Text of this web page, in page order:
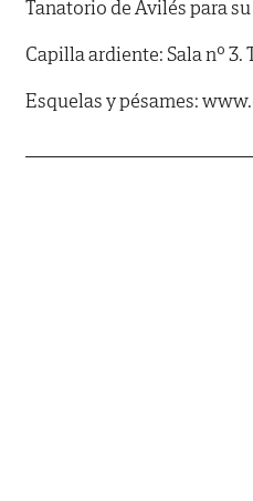
Tanatorio de Avilés para
Capilla ardiente: Sala nº 3.
Esquelas y pésames: